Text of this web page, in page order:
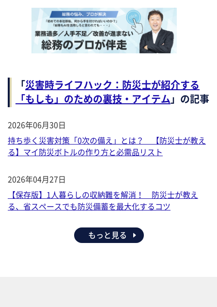
「災害時ライフハック：防災士が紹介する
「もしも」のための裏技・アイテム」の記事
2026年06月30日
持ち歩く災害対策「0次の備え」とは？ 【防災士が教え
る】マイ防災ボトルの作り方と必需品リスト
2026年04月27日
【保存版】1人暮らしの収納難を解消！ 防災士が教え
る、省スペースでも防災備蓄を最大化するコツ
もっと見る